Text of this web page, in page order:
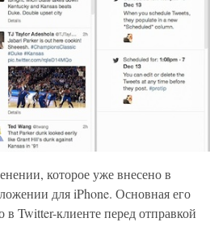
которое уже внесено в
для iPhone. Основная его
Twitter-клиенте перед отправкой